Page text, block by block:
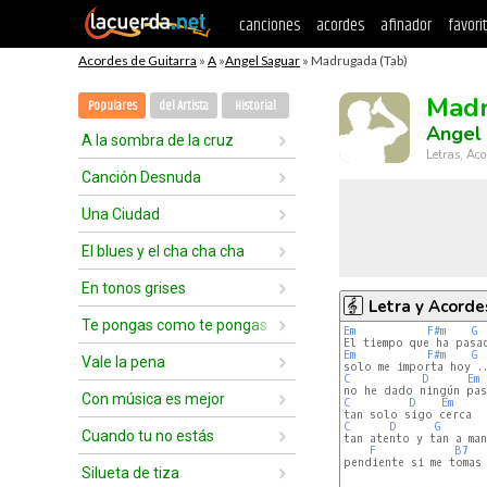
canciones acordes afinador
Acordes de Guitarra » A »Angel Saguar » Madrugada (Tab)
Populares del Artista Historial
A la sombra de la cruz
Canción Desnuda
Una Ciudad
El blues y el cha cha cha
En tonos grises
Te pongas como te pongas
Vale la pena
Con música es mejor
Cuando tu no estás
Silueta de tiza
Angel
Letras,
Letra y
Em F#m G
Em
F#m G
C
D
Em
C
D
Em
C
D
G
tan atento y tan a
F
B7
pendiente si me